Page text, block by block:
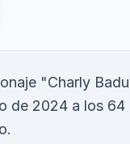
"Charly
de 2024 a los